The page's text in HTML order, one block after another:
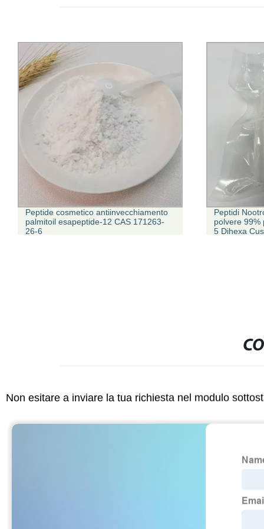
Peptide cosmetico antiinvecchiamento
palmitoil esapeptide-12 CAS 171263-
26-6
Peptidi
polvere 99%
5 Dihexa
Non esitare a inviare la tua richiesta nel modulo